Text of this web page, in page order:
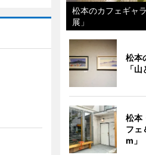
松本のカフェギャ
展」
松本
「
松本
フェ
m」